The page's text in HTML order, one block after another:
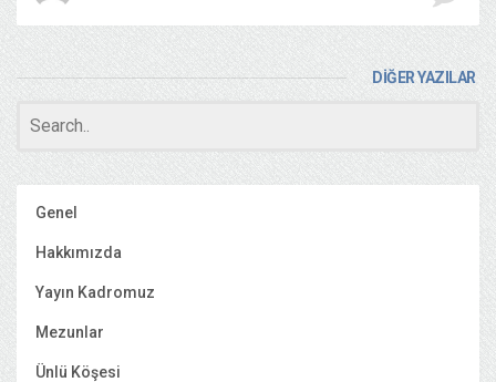
DİĞER YAZILAR
Genel
Hakkımızda
Yayın Kadromuz
Mezunlar
Ünlü Köşesi